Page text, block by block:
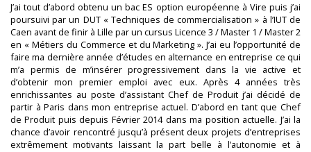
J’ai tout d’abord obtenu un bac ES option européenne à Vire puis j’ai
poursuivi par un DUT « Techniques de commercialisation » à l’IUT de
Caen avant de finir à Lille par un cursus Licence 3 / Master 1 / Master 2
en « Métiers du Commerce et du Marketing ». J’ai eu l’opportunité de
faire ma dernière année d’études en alternance en entreprise ce qui
m’a permis de m’insérer progressivement dans la vie active et
d’obtenir mon premier emploi avec eux. Après 4 années très
enrichissantes au poste d’assistant Chef de Produit j’ai décidé de
partir à Paris dans mon entreprise actuel. D’abord en tant que Chef
de Produit puis depuis Février 2014 dans ma position actuelle. J’ai la
chance d’avoir rencontré jusqu’à présent deux projets d’entreprises
extrêmement motivants laissant la part belle à l’autonomie et à